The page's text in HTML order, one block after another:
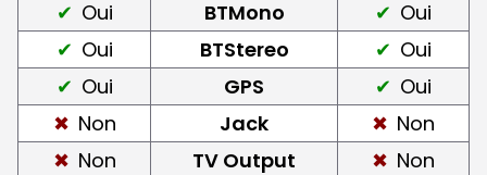
Oui
BTMono
Oui
Oui
BTStereo
Oui
Oui
GPS
Oui
Non
Jack
Non
Non
TV Output
Non